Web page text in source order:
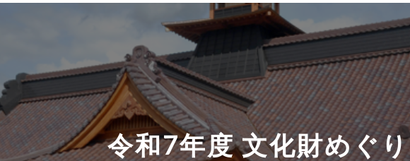
令和7年度 文化財めぐり